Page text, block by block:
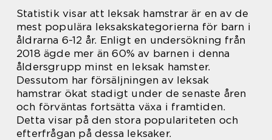
Statistik visar att leksak hamstrar är en av de
mest populära leksakskategorierna för barn i
åldrarna 6-12 år. Enligt en undersökning från
2018 ägde mer än 60% av barnen i denna
åldersgrupp minst en leksak hamster.
Dessutom har försäljningen av leksak
hamstrar ökat stadigt under de senaste åren
och förväntas fortsätta växa i framtiden.
Detta visar på den stora populariteten och
efterfrågan på dessa leksaker.